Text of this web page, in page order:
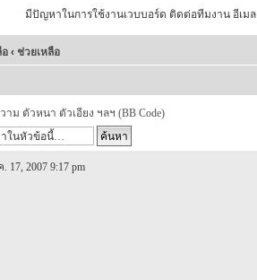
มีปัญหาในการใช้งานเวบบอร์ด ติดต่อทีมงาน อีเมล
อ ‹ ช่วยเหลือ
ม ตัวหนา ตัวเอียง ฯลฯ (BB Code)
17, 2007 9:17 pm